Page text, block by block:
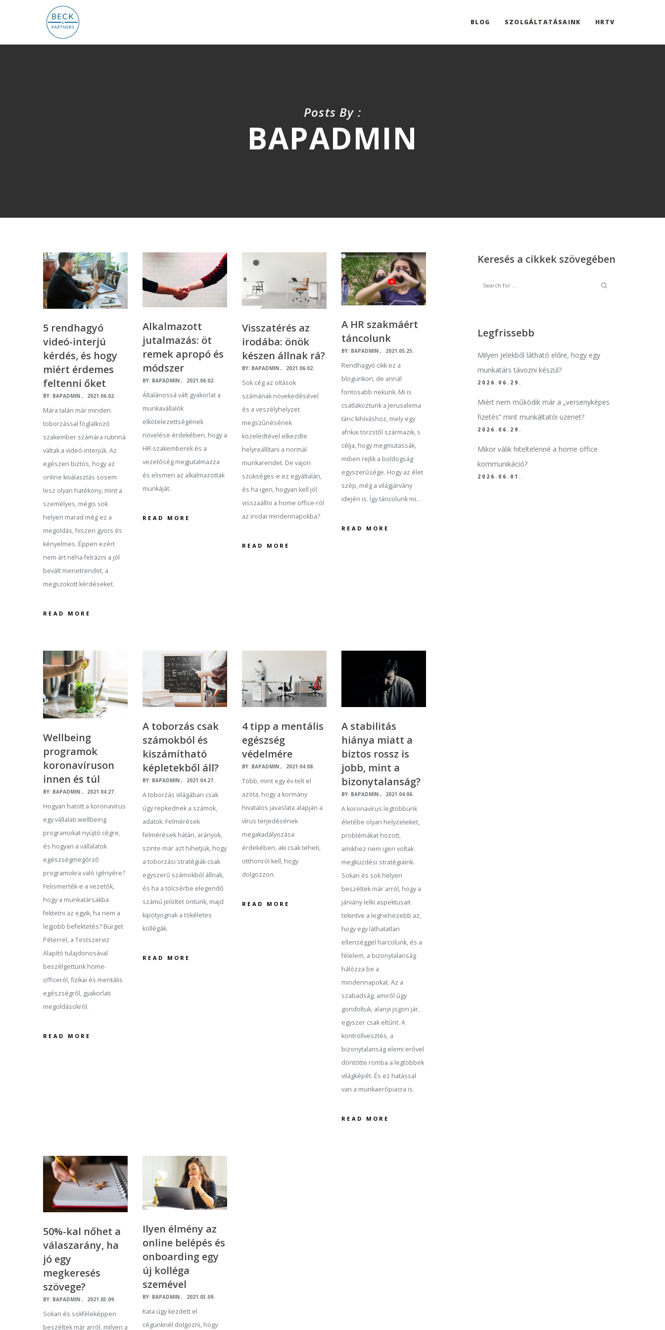
BLOG SZOLGÁLTATÁSAINK HRTV
Posts By :
BAPADMIN
5 rendhagyó
videó-interjú
kérdés, és hogy
miért érdemes
feltenni őket
BY: BAPADMIN 2021.06.02.
Mára talán már minden
toborzással foglalkozó
szakember számára rutinná
váltak a videó-interjúk. Az
egészen biztos, hogy az
online kiválasztás sosem
lesz olyan hatékony, mint a
személyes, mégis sok
helyen marad még ez a
megoldás, hiszen gyors és
kényelmes. Éppen ezért
nem árt néha felrázni a jól
bevált menetrendet, a
megszokott kérdéseket.
READ MORE
Alkalmazott
jutalmazás: öt
remek apropó és
módszer
BY: BAPADMIN 2021.06.02.
Általánossá vált gyakorlat a
munkavállalók
elkötelezettségének
növelése érdekében, hogy a
HR-szakemberek és a
vezetőség megjutalmazza
és elismeri az alkalmazottak
munkáját.
READ MORE
Visszatérés az
irodába: önök
készen állnak rá?
BY: BAPADMIN 2021.06.02.
Sok cég az oltások
számának növekedésével
és a veszélyhelyzet
megszűnésének
közeledtével elkezdte
helyreállítani a normál
munkarendet. De vajon
szükséges-e ez egyáltalán,
és ha igen, hogyan kell jól
visszaállni a home office-ról
az irodai mindennapokba?
READ MORE
A HR szakmáért
táncolunk
BY: BAPADMIN 2021.05.25.
Rendhagyó cikk ez a
blogunkon, de annál
fontosabb nekünk. Mi is
csatlakoztunk a Jerusalema
tánc kihíváshoz, mely egy
afrikai törzstől származik, s
célja, hogy megmutassák,
miben rejlik a boldogság
egyszerűsége. Hogy az élet
szép, még a világjárvány
idején is. Így táncolunk mi…
READ MORE
Wellbeing
programok
koronavíruson
innen és túl
BY: BAPADMIN 2021.04.27.
Hogyan hatott a koronavírus
egy vállalati wellbeing
programokat nyújtó cégre,
és hogyan a vállalatok
egészségmegőrző
programokra való igényére?
Felismerték-e a vezetők,
hogy a munkatársakba
fektetni az egyik, ha nem a
legjobb befektetés? Burget
Péterrel, a Testszerviz
Alapító tulajdonosával
beszélgettünk home-
officeról, fizikai és mentális
egészségről, gyakorlati
megoldásokról.
READ MORE
A toborzás csak
számokból és
kiszámítható
képletekből áll?
BY: BAPADMIN 2021.04.27.
A toborzás világában csak
úgy repkednek a számok,
adatok. Felmérések
felmérések hátán, arányok,
szinte már azt hihetjük, hogy
a toborzási stratégiák csak
egyszerű számokból állnak,
és ha a tölcsérbe elegendő
számú jelöltet öntünk, majd
kipotyognak a tökéletes
kollégák.
READ MORE
4 tipp a mentális
egészség
védelmére
BY: BAPADMIN 2021.04.08.
Több, mint egy év telt el
azóta, hogy a kormány
hivatalos javaslata alapján a
vírus terjedésének
megakadályozása
érdekében, aki csak teheti,
otthonról kell, hogy
dolgozzon.
READ MORE
A stabilitás
hiánya miatt a
biztos rossz is
jobb, mint a
bizonytalanság?
BY: BAPADMIN 2021.04.06.
A koronavírus legtöbbünk
életébe olyan helyzeteket,
problémákat hozott,
amikhez nem igen voltak
megküzdési stratégiáink.
Sokan és sok helyen
beszéltek már arról, hogy a
járvány lelki aspektusait
tekintve a legnehezebb az,
hogy egy láthatatlan
ellenséggel harcolunk, és a
félelem, a bizonytalanság
hálózza be a
mindennapokat. Az a
szabadság, amiről úgy
gondoltuk, alanyi jogon jár,
egyszer csak eltűnt. A
kontrollvesztés, a
bizonytalanság elemi erővel
döntötte romba a legtöbbek
világképét. És ez hatással
van a munkaerőpiacra is.
READ MORE
50%-kal nőhet a
válaszarány, ha
jó egy
megkeresés
szövege?
BY: BAPADMIN 2021.03.09.
Sokan és sokféleképpen
beszéltek már arról, milyen a
Ilyen élmény az
online belépés és
onboarding egy
új kolléga
szemével
BY: BAPADMIN 2021.03.09.
Kata úgy kezdett el
cégünknél dolgozni, hogy
Keresés a cikkek szövegében
Legfrissebb
Milyen jelekből látható előre, hogy egy
munkatárs távozni készül?
2026.06.29.
Miért nem működik már a „versenyképes
fizetés” mint munkáltatói üzenet?
2026.06.29.
Mikor válik hiteltelenné a home office
kommunikáció?
2026.06.01.